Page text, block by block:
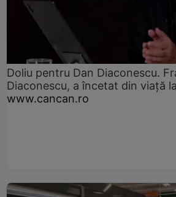
Doliu pentru Dan Diaconescu.
Diaconescu, a încetat din viață
www.cancan.ro